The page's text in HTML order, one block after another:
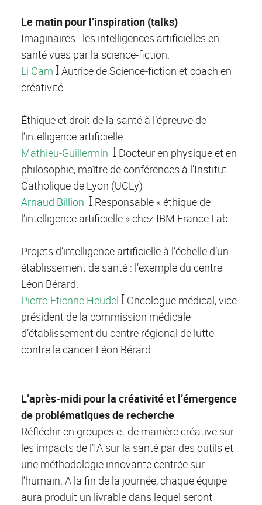
Le matin pour l’inspiration (talks)
Imaginaires : les intelligences artificielles en
santé vues par la science-fiction.
Li Cam ꟾ Autrice de Science-fiction et coach en
créativité
Éthique et droit de la santé à l’épreuve de
l’intelligence artificielle
Mathieu-Guillermin ꟾ Docteur en physique et en
philosophie, maître de conférences à l’Institut
Catholique de Lyon (UCLy)
Arnaud Billion ꟾ Responsable « éthique de
l’intelligence artificielle » chez IBM France Lab
Projets d’intelligence artificielle à l’échelle d’un
établissement de santé : l’exemple du centre
Léon Bérard.
Pierre-Etienne Heudel ꟾ Oncologue médical, vice-
président de la commission médicale
d’établissement du centre régional de lutte
contre le cancer Léon Bérard
L’après-midi pour la créativité et l’émergence
de problématiques de recherche
Réfléchir en groupes et de manière créative sur
les impacts de l’IA sur la santé par des outils et
une méthodologie innovante centrée sur
l’humain. A la fin de la journée, chaque équipe
aura produit un livrable dans lequel seront